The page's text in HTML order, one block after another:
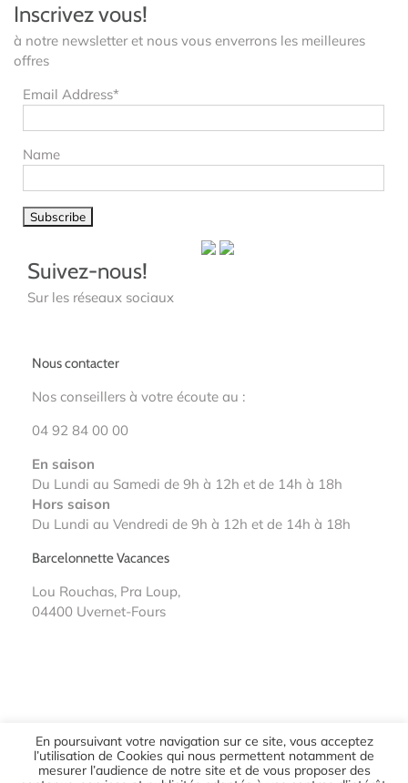
Inscrivez vous!
à notre newsletter et nous vous enverrons les meilleures
offres
Email Address*
Name
Suivez-nous!
Sur les réseaux sociaux
Nous contacter
Nos conseillers à votre écoute au :
04 92 84 00 00
En saison
Du Lundi au Samedi de 9h à 12h et de 14h à 18h
Hors saison
Du Lundi au Vendredi de 9h à 12h et de 14h à 18h
Barcelonnette Vacances
Lou Rouchas, Pra Loup,
04400 Uvernet-Fours
En poursuivant votre navigation sur ce site, vous acceptez
l’utilisation de Cookies qui nous permettent notamment de
mesurer l’audience de notre site et de vous proposer des